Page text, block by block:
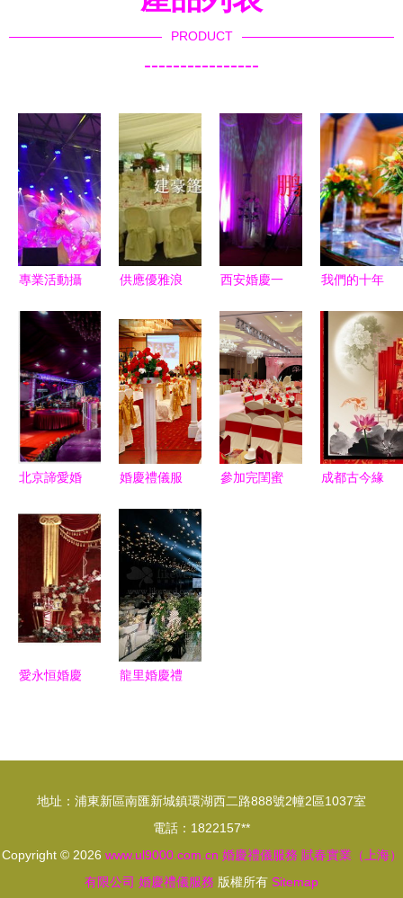
PRODUCT
----------------
專業活動攝
議活動中的
價值與選擇
供應優雅浪
專業生產廠
家與婚慶禮
儀服務的完
美結合
西安婚慶一
務解決方案
南郊婚禮司
儀與優惠套
餐全攻略
我們的十年
潮下，WE
婚禮設計中
心的蛻變與
堅守
北京諦愛婚
電子商務為
愛啟航，打
造專屬婚禮
策劃
婚慶禮儀服
化 數字化
浪潮下的甜
蜜革命
參加完閨蜜
成都古今緣
愛永恒婚慶
子湖畔
龍里婚慶禮
地址：浦東新區南匯新城鎮環湖西二路888號2幢2區1037室
電話：1822157**
Copyright © 2026 www.ul9000.com.cn 婚慶禮儀服務 賦春實業（上海）
有限公司 婚慶禮儀服務 版權所有 Sitemap